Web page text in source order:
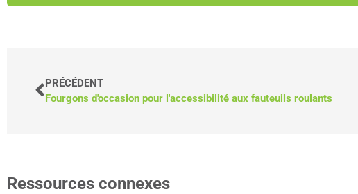
PRÉCÉDENT
Fourgons d'occasion pour l'accessibilité aux fauteuils roulants
Ressources connexes